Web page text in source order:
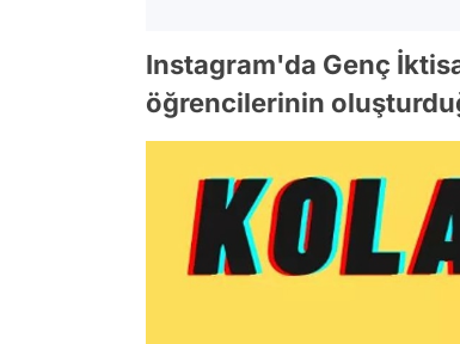
Instagram'da Genç
öğrencilerinin